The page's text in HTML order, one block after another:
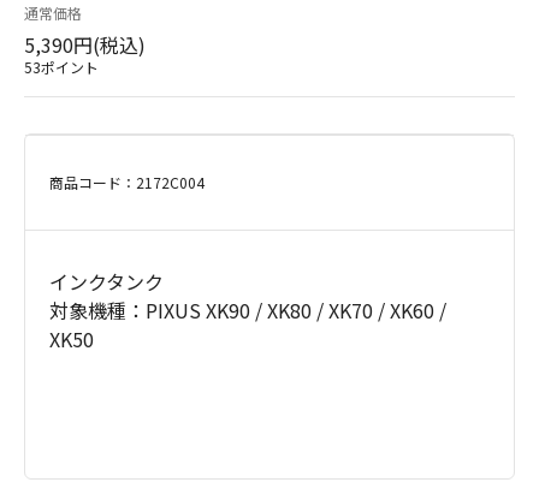
通常価格
5,390円(税込)
53ポイント
商品コード：2172C004
インクタンク
対象機種：PIXUS XK90 / XK80 / XK70 / XK60 /
XK50